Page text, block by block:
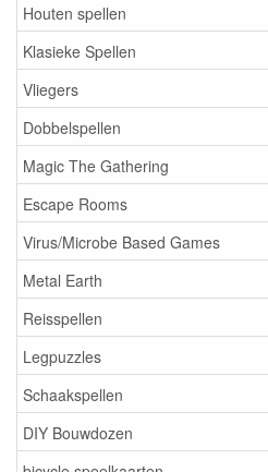
Houten spellen
Klasieke Spellen
Vliegers
Dobbelspellen
Magic The Gathering
Escape Rooms
Virus/Microbe Based Games
Metal Earth
Reisspellen
Legpuzzles
Schaakspellen
DIY Bouwdozen